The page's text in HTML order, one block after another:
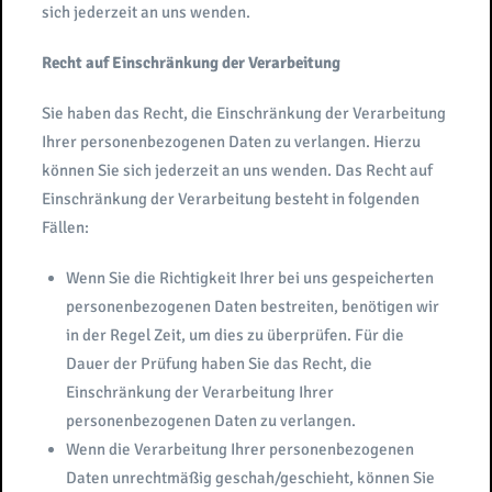
sich jederzeit an uns wenden.
Recht auf Einschränkung der Verarbeitung
Sie haben das Recht, die Einschränkung der Verarbeitung
Ihrer personenbezogenen Daten zu verlangen. Hierzu
können Sie sich jederzeit an uns wenden. Das Recht auf
Einschränkung der Verarbeitung besteht in folgenden
Fällen:
Wenn Sie die Richtigkeit Ihrer bei uns gespeicherten
personenbezogenen Daten bestreiten, benötigen wir
in der Regel Zeit, um dies zu überprüfen. Für die
Dauer der Prüfung haben Sie das Recht, die
Einschränkung der Verarbeitung Ihrer
personenbezogenen Daten zu verlangen.
Wenn die Verarbeitung Ihrer personenbezogenen
Daten unrechtmäßig geschah/geschieht, können Sie